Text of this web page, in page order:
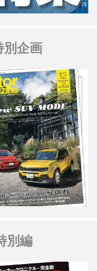
は、10年落...
別企画
別編